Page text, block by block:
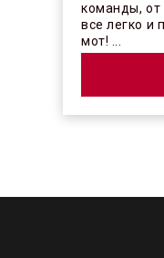
команды, от
все легко и
мот! ...